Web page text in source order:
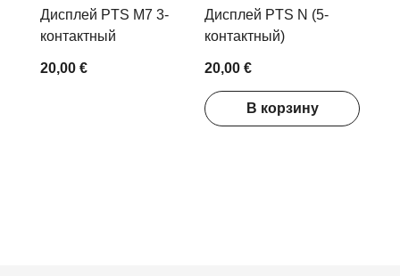
Дисплей PTS M7 3-
контактный
20,00 €
Дисплей PTS N (5-
контактный)
20,00 €
В корзину